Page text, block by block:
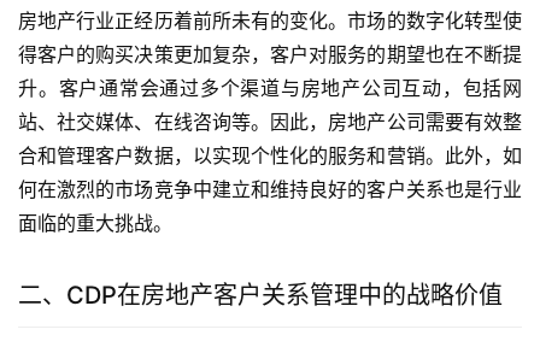
房地产行业正经历着前所未有的变化。市场的数字化转型使
得客户的购买决策更加复杂，客户对服务的期望也在不断提
升。客户通常会通过多个渠道与房地产公司互动，包括网
站、社交媒体、在线咨询等。因此，房地产公司需要有效整
合和管理客户数据，以实现个性化的服务和营销。此外，如
何在激烈的市场竞争中建立和维持良好的客户关系也是行业
面临的重大挑战。
二、CDP在房地产客户关系管理中的战略价值